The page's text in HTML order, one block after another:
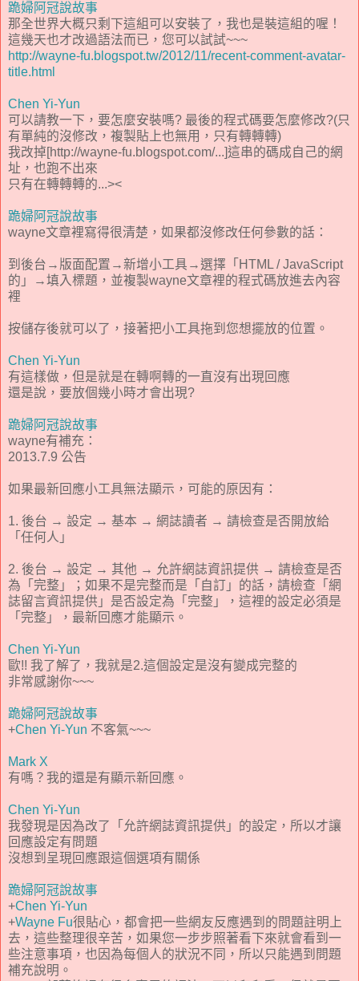
跪婦阿冠說故事
那全世界大概只剩下這組可以安裝了，我也是裝這組的喔！
這幾天也才改過語法而已，您可以試試~~~
http://wayne-fu.blogspot.tw/2012/11/recent-comment-avatar-
title.html
Chen Yi-Yun
可以請教一下，要怎麼安裝嗎? 最後的程式碼要怎麼修改?(只
有單純的沒修改，複製貼上也無用，只有轉轉轉)
我改掉[http://wayne-fu.blogspot.com/...]這串的碼成自己的網
址，也跑不出來
只有在轉轉轉的...><
跪婦阿冠說故事
wayne文章裡寫得很清楚，如果都沒修改任何參數的話：
到後台→版面配置→新增小工具→選擇「HTML / JavaScript
的」→填入標題，並複製wayne文章裡的程式碼放進去內容
裡
按儲存後就可以了，接著把小工具拖到您想擺放的位置。
Chen Yi-Yun
有這樣做，但是就是在轉啊轉的一直沒有出現回應
還是說，要放個幾小時才會出現?
跪婦阿冠說故事
wayne有補充：
2013.7.9 公告
如果最新回應小工具無法顯示，可能的原因有：
1. 後台 → 設定 → 基本 → 網誌讀者 → 請檢查是否開放給
「任何人」
2. 後台 → 設定 → 其他 → 允許網誌資訊提供 → 請檢查是否
為「完整」；如果不是完整而是「自訂」的話，請檢查「網
誌留言資訊提供」是否設定為「完整」，這裡的設定必須是
「完整」，最新回應才能顯示。
Chen Yi-Yun
歐!! 我了解了，我就是2.這個設定是沒有變成完整的
非常感謝你~~~
跪婦阿冠說故事
+Chen Yi-Yun 不客氣~~~
Mark X
有嗎？我的還是有顯示新回應。
Chen Yi-Yun
我發現是因為改了「允許網誌資訊提供」的設定，所以才讓
回應設定有問題
沒想到呈現回應跟這個選項有關係
跪婦阿冠說故事
+Chen Yi-Yun
+Wayne Fu很貼心，都會把一些網友反應遇到的問題註明上
去，這些整理很辛苦，如果您一步步照著看下來就會看到一
些注意事項，也因為每個人的狀況不同，所以只能遇到問題
補充說明。